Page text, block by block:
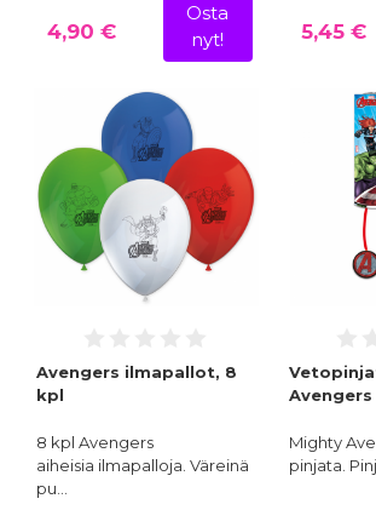
4,90 €
Osta
nyt!
5,45 €
Avengers ilmapallot, 8
kpl
8 kpl Avengers
aiheisia ilmapalloja. Väreinä
pu…
Avengers
Mighty
pinjata.